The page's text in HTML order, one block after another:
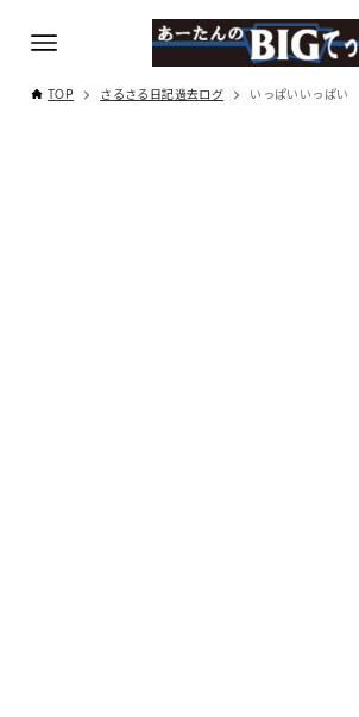
TOP さるさる日記過去ログ いっぱいいっぱい